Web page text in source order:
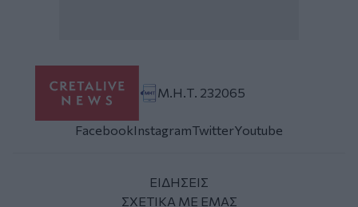
Μ.Η.Τ. 232065
FacebookInstagramTwitterYoutube
ΕΙΔΗΣΕΙΣ
ΣΧΕΤΙΚΑ ΜΕ ΕΜΑΣ